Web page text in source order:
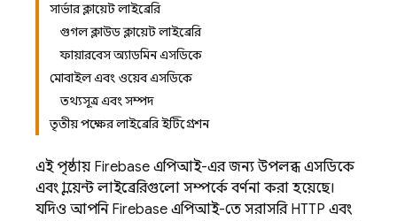
সার্ভার ক্লায়েন্ট লাইব্রেরি
গুগল ক্লাউড ক্লায়েন্ট লাইব্রেরি
ফায়ারবেস অ্যাডমিন এসডিকে
মোবাইল এবং ওয়েব এসডিকে
তথ্যসূত্র এবং সম্পদ
তৃতীয় পক্ষের লাইব্রেরি ইন্টিগ্রেশন
এই পৃষ্ঠায় Firebase এপিআই-এর জন্য উপলব্ধ এসডিকে
এবং ক্লায়েন্ট লাইব্রেরিগুলো সম্পর্কে বর্ণনা করা হয়েছে।
যদিও আপনি Firebase এপিআই-তে সরাসরি HTTP এবং